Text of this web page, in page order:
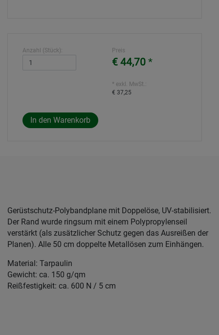
Anzahl (Stück): Preis
€ 44,70 *
* exkl. MwSt.:
€ 37,25
Gerüstschutz-Polybandplane mit Doppelöse, UV-stabilisiert.
Der Rand wurde ringsum mit einem Polypropylenseil
verstärkt (als zusätzlicher Schutz gegen das Ausreißen der
Planen). Alle 50 cm doppelte Metallösen zum Einhängen.
Material: Tarpaulin
Gewicht: ca. 150 g/qm
Reißfestigkeit: ca. 600 N / 5 cm